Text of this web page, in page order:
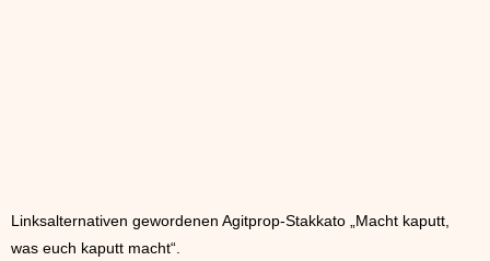
Linksalternativen gewordenen Agitprop-Stakkato „Macht kaputt,
was euch kaputt macht“.